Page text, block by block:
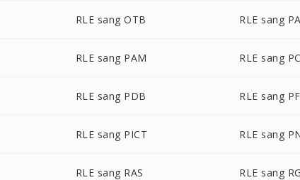
RLE sang OTB RLE sang
RLE sang PAM RLE sang
RLE sang PDB RLE sang
RLE sang PICT RLE sang
RLE sang RAS RLE sang